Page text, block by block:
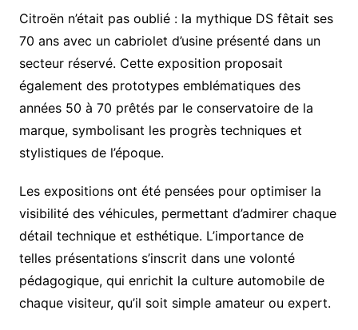
Citroën n’était pas oublié : la mythique DS fêtait ses
70 ans avec un cabriolet d’usine présenté dans un
secteur réservé. Cette exposition proposait
également des prototypes emblématiques des
années 50 à 70 prêtés par le conservatoire de la
marque, symbolisant les progrès techniques et
stylistiques de l’époque.
Les expositions ont été pensées pour optimiser la
visibilité des véhicules, permettant d’admirer chaque
détail technique et esthétique. L’importance de
telles présentations s’inscrit dans une volonté
pédagogique, qui enrichit la culture automobile de
chaque visiteur, qu’il soit simple amateur ou expert.